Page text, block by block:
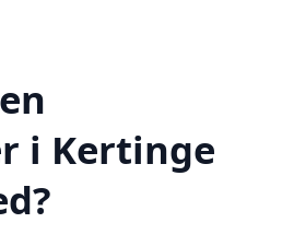
i Kertinge